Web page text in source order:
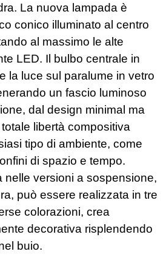
La nuova lampada è
conico illuminato al centro
al massimo le alte
LED. Il bulbo centrale in
la luce sul paralume in vetro
un fascio luminoso
dal design minimal ma
libertà compositiva
tipo di ambiente, come
di spazio e tempo.
nelle versioni a sospensione,
può essere realizzata in tre
colorazioni, crea
decorativa risplendendo
buio.